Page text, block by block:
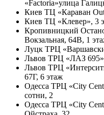
«Factoria»улица
Киев ТЦ «Караван
Киев ТЦ «Клевер», 3
Кропивницкий
Вокзальная, 64В, 1
Луцк ТРЦ
Львов ТРЦ «ЛАЗ 695»
Львов ТРЦ
67Г, 6 этаж
Одесса ТРЦ «City
сотни, 2
Одесса ТРЦ «City